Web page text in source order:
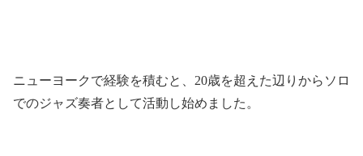
ニューヨークで経験を積むと、20歳を超えた辺りからソロ
でのジャズ奏者として活動し始めました。